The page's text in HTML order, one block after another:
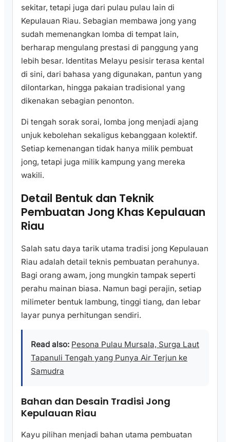
sekitar, tetapi juga dari pulau pulau lain di
Kepulauan Riau. Sebagian membawa jong yang
sudah memenangkan lomba di tempat lain,
berharap mengulang prestasi di panggung yang
lebih besar. Identitas Melayu pesisir terasa kental
di sini, dari bahasa yang digunakan, pantun yang
dilontarkan, hingga pakaian tradisional yang
dikenakan sebagian penonton.
Di tengah sorak sorai, lomba jong menjadi ajang
unjuk kebolehan sekaligus kebanggaan kolektif.
Setiap kemenangan tidak hanya milik pembuat
jong, tetapi juga milik kampung yang mereka
wakili.
Detail Bentuk dan Teknik
Pembuatan Jong Khas Kepulauan
Riau
Salah satu daya tarik utama tradisi jong Kepulauan
Riau adalah detail teknis pembuatan perahunya.
Bagi orang awam, jong mungkin tampak seperti
perahu mainan biasa. Namun bagi perajin, setiap
milimeter bentuk lambung, tinggi tiang, dan lebar
layar punya perhitungan sendiri.
Read also: Pesona Pulau Mursala, Surga Laut
Tapanuli Tengah yang Punya Air Terjun ke
Samudra
Bahan dan Desain Tradisi Jong
Kepulauan Riau
Kayu pilihan menjadi bahan utama pembuatan